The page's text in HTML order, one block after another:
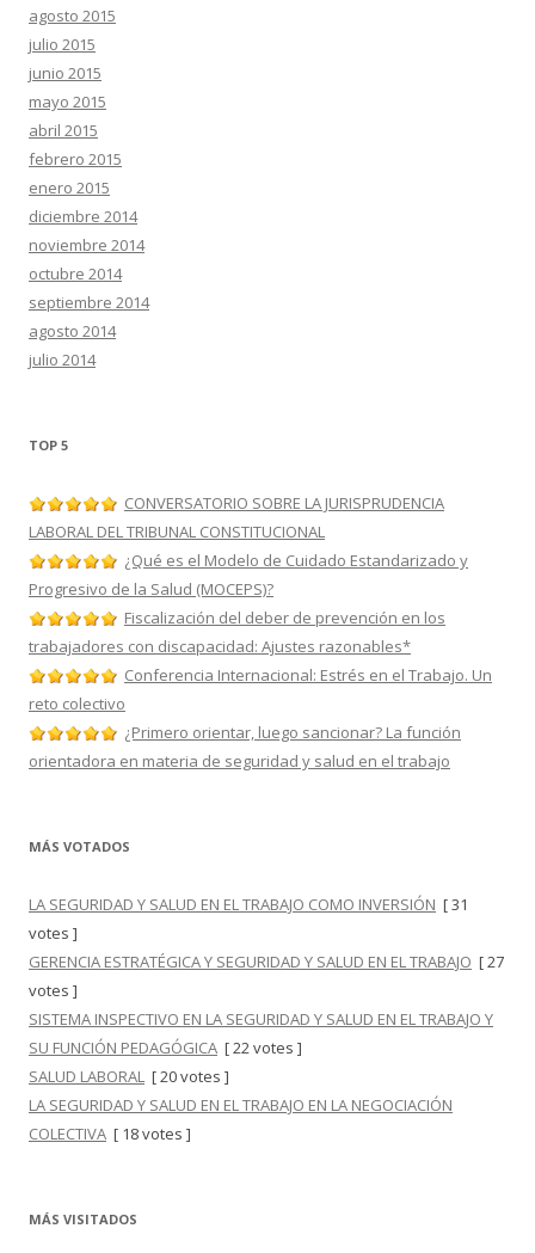
agosto 2015
julio 2015
junio 2015
mayo 2015
abril 2015
febrero 2015
enero 2015
diciembre 2014
noviembre 2014
octubre 2014
septiembre 2014
agosto 2014
julio 2014
TOP 5
CONVERSATORIO SOBRE LA JURISPRUDENCIA
LABORAL DEL TRIBUNAL CONSTITUCIONAL
¿Qué es el Modelo de Cuidado Estandarizado y
Progresivo de la Salud (MOCEPS)?
Fiscalización del deber de prevención en los
trabajadores con discapacidad: Ajustes razonables*
Conferencia Internacional: Estrés en el Trabajo. Un
reto colectivo
¿Primero orientar, luego sancionar? La función
orientadora en materia de seguridad y salud en el trabajo
MÁS VOTADOS
LA SEGURIDAD Y SALUD EN EL TRABAJO COMO INVERSIÓN [ 31
votes ]
GERENCIA ESTRATÉGICA Y SEGURIDAD Y SALUD EN EL TRABAJO [ 27
votes ]
SISTEMA INSPECTIVO EN LA SEGURIDAD Y SALUD EN EL TRABAJO Y
SU FUNCIÓN PEDAGÓGICA [ 22 votes ]
SALUD LABORAL [ 20 votes ]
LA SEGURIDAD Y SALUD EN EL TRABAJO EN LA NEGOCIACIÓN
COLECTIVA [ 18 votes ]
MÁS VISITADOS